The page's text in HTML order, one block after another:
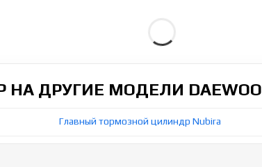
ДРУГИЕ МОДЕЛИ DAEWOO
Главный тормозной цилиндр Nubira